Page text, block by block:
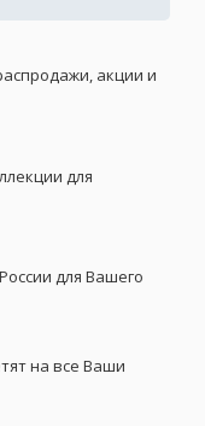
акции и
для
для Вашего
на все Ваши